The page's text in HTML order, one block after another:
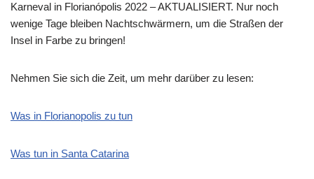
Karneval in Florianópolis 2022 – AKTUALISIERT. Nur noch
wenige Tage bleiben Nachtschwärmern, um die Straßen der
Insel in Farbe zu bringen!
Nehmen Sie sich die Zeit, um mehr darüber zu lesen:
Was in Florianopolis zu tun
Was tun in Santa Catarina